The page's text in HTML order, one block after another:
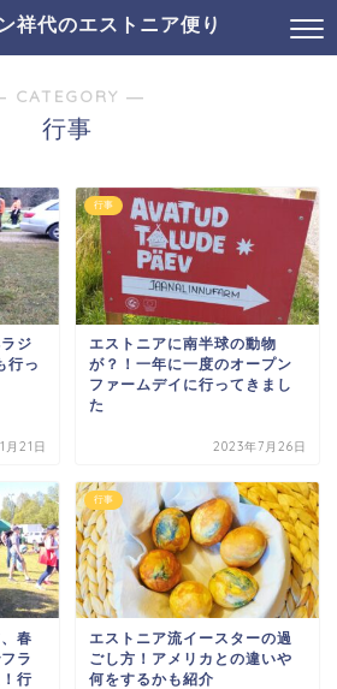
祥代のエストニア便り
CATEGORY ―
行事
ジ
行っ
月21日
行事
エストニアに南半球の動物
が？！一年に一度のオープン
ファームデイに行ってきまし
た
2023年7月26日
春
ラ
行
行事
エストニア流イースターの過
ごし方！アメリカとの違いや
何をするかも紹介